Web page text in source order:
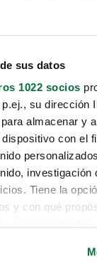
sus datos
1022 socios
su dirección
almacenar y
con el
investigación
Tiene la
y con qué
no
el coche
de estos